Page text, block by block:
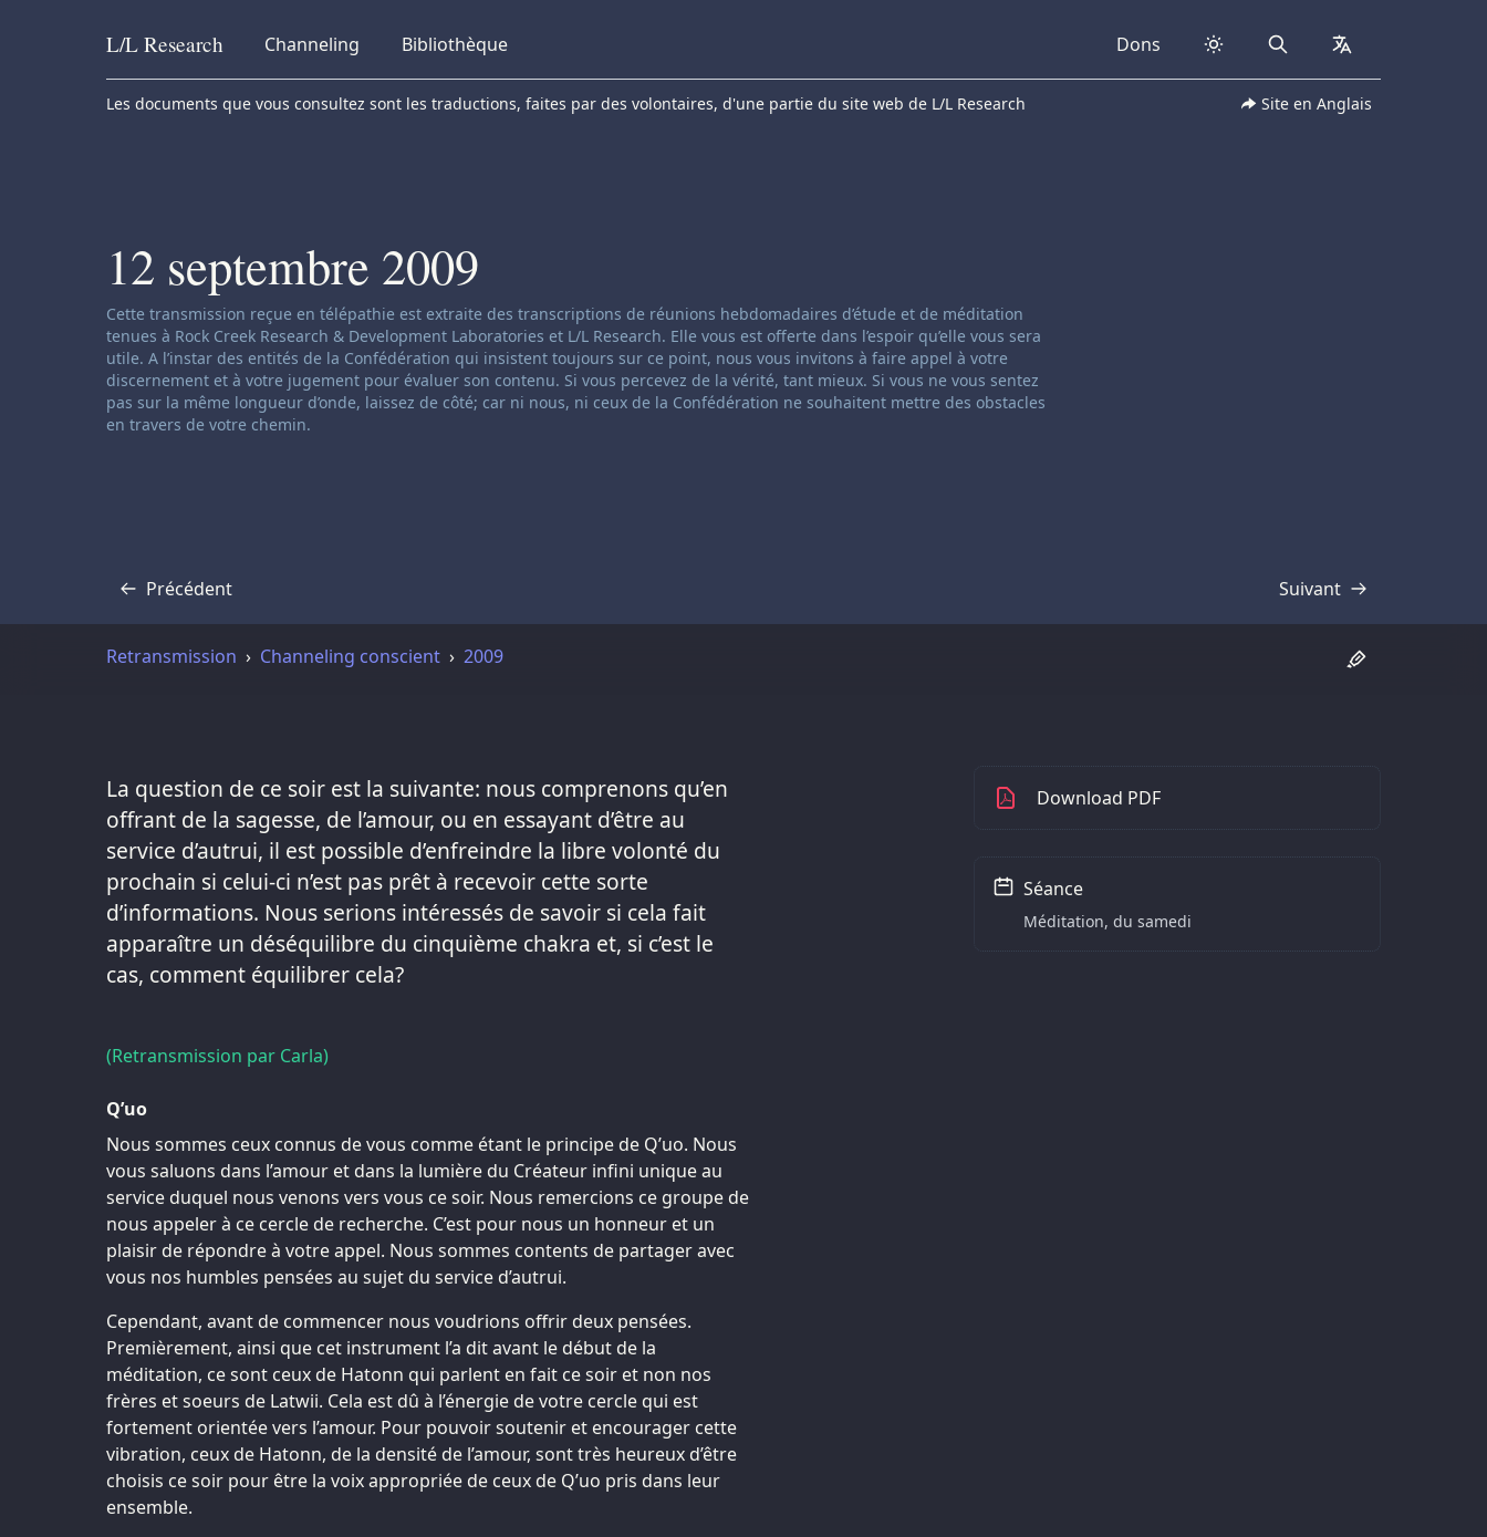
Skip to content
L/L Research Channeling Bibliothèque Dons Search collapsed
Les documents que vous consultez sont les traductions, faites par des volontaires, d'une partie du site web de L/L Research Site en Anglais
12 septembre 2009
Clause de non-responsabilité concernant le channeling:
Cette transmission reçue en télépathie est extraite des transcriptions de réunions hebdomadaires d’étude et de méditation
tenues à Rock Creek Research & Development Laboratories et L/L Research. Elle vous est offerte dans l’espoir qu’elle vous sera
utile. A l’instar des entités de la Confédération qui insistent toujours sur ce point, nous vous invitons à faire appel à votre
discernement et à votre jugement pour évaluer son contenu. Si vous percevez de la vérité, tant mieux. Si vous ne vous sentez
pas sur la même longueur d’onde, laissez de côté; car ni nous, ni ceux de la Confédération ne souhaitent mettre des obstacles
en travers de votre chemin.
Précédent
Transcription Suivant
Transcription
Retransmission Channeling conscient 2009
La question de ce soir est la suivante: nous comprenons qu’en
offrant de la sagesse, de l’amour, ou en essayant d’être au
service d’autrui, il est possible d’enfreindre la libre volonté du
prochain si celui-ci n’est pas prêt à recevoir cette sorte
d’informations. Nous serions intéressés de savoir si cela fait
apparaître un déséquilibre du cinquième chakra et, si c’est le
cas, comment équilibrer cela?
(Retransmission par Carla)
Q’uo
Nous sommes ceux connus de vous comme étant le principe de Q’uo. Nous
vous saluons dans l’amour et dans la lumière du Créateur infini unique au
service duquel nous venons vers vous ce soir. Nous remercions ce groupe de
nous appeler à ce cercle de recherche. C’est pour nous un honneur et un
plaisir de répondre à votre appel. Nous sommes contents de partager avec
vous nos humbles pensées au sujet du service d’autrui.
Cependant, avant de commencer nous voudrions offrir deux pensées.
Premièrement, ainsi que cet instrument l’a dit avant le début de la
méditation, ce sont ceux de Hatonn qui parlent en fait ce soir et non nos
frères et soeurs de Latwii. Cela est dû à l’énergie de votre cercle qui est
fortement orientée vers l’amour. Pour pouvoir soutenir et encourager cette
vibration, ceux de Hatonn, de la densité de l’amour, sont très heureux d’être
choisis ce soir pour être la voix appropriée de ceux de Q’uo pris dans leur
ensemble.
Download PDF
Séance
Méditation, du samedi